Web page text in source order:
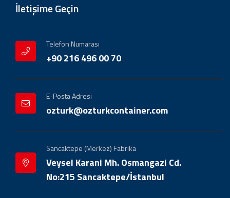
İletişime Geçin
Telefon Numarası
+90 216 496 00 70
E-Posta Adresi
ozturk@ozturkcontainer.com
Sancaktepe (Merkez) Fabrika
Veysel Karani Mh. Osmangazi Cd.
No:215 Sancaktepe/İstanbul